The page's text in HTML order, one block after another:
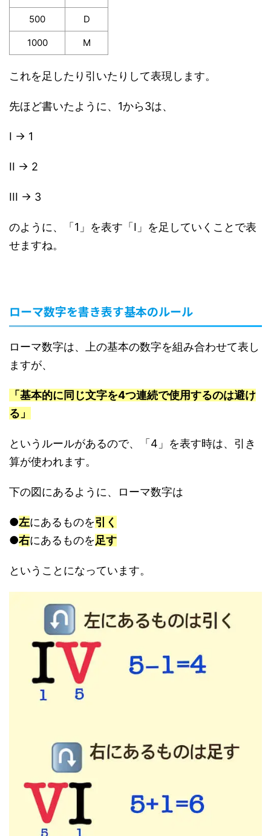
500 D
1000 M
これを足したり引いたりして表現します。
先ほど書いたように、1から3は、
I → 1
II → 2
III → 3
のように、「1」を表す「I」を足していくことで表
せますね。
ローマ数字を書き表す基本のルール
ローマ数字は、上の基本の数字を組み合わせて表し
ますが、
「基本的に同じ文字を4つ連続で使用するのは避け
る」
というルールがあるので、「4」を表す時は、引き
算が使われます。
下の図にあるように、ローマ数字は
●左にあるものを引く
●右にあるものを足す
ということになっています。